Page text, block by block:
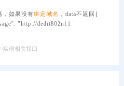
，如果没有绑定域名 ，data不返回{
"http://dedit802n11
实例相关接口